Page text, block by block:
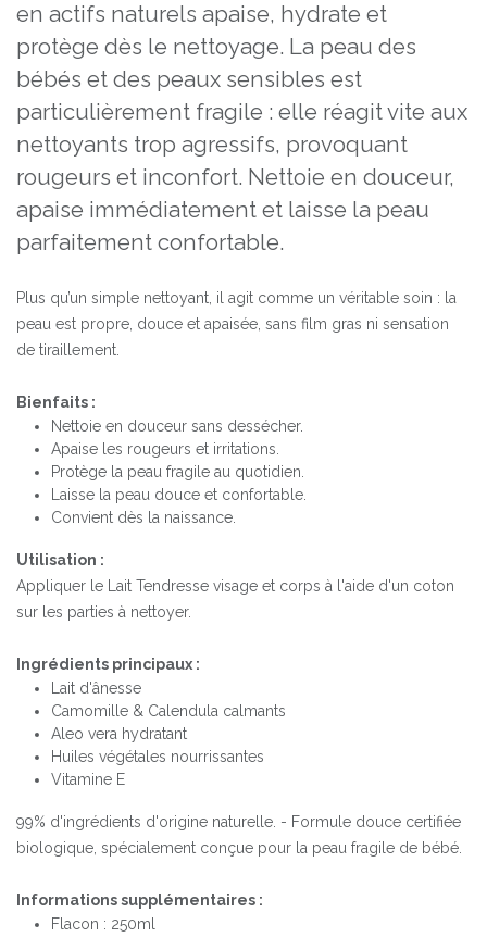
en actifs naturels apaise, hydrate et
protège dès le nettoyage. La peau des
bébés et des peaux sensibles est
particulièrement fragile : elle réagit vite aux
nettoyants trop agressifs, provoquant
rougeurs et inconfort. Nettoie en douceur,
apaise immédiatement et laisse la peau
parfaitement confortable.
Plus qu’un simple nettoyant, il agit comme un véritable soin : la
peau est propre, douce et apaisée, sans film gras ni sensation
de tiraillement.
Bienfaits :
Nettoie en douceur sans dessécher.
Apaise les rougeurs et irritations.
Protège la peau fragile au quotidien.
Laisse la peau douce et confortable.
Convient dès la naissance.
Utilisation :
Appliquer le Lait Tendresse visage et corps à l'aide d'un coton
sur les parties à nettoyer.
Ingrédients principaux :
Lait d'ânesse
Camomille & Calendula calmants
Aleo vera hydratant
Huiles végétales nourrissantes
Vitamine E
99% d'ingrédients d'origine naturelle. - Formule douce certifiée
biologique, spécialement conçue pour la peau fragile de bébé.
Informations supplémentaires :
Flacon : 250ml